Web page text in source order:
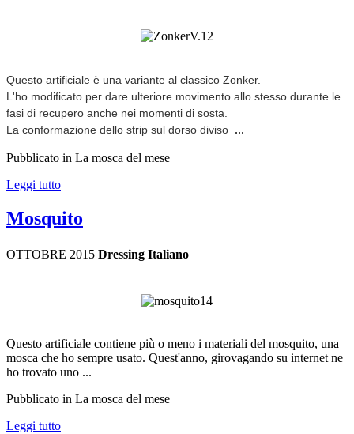
Questo artificiale è una variante al classico Zonker.
L'ho modificato per dare ulteriore movimento allo stesso durante le
fasi di recupero anche nei momenti di sosta.
La conformazione dello strip sul dorso diviso ...
Pubblicato in La mosca del mese
Leggi tutto
Mosquito
OTTOBRE 2015 Dressing Italiano
Questo artificiale contiene più o meno i materiali del mosquito, una
mosca che ho sempre usato. Quest'anno, girovagando su internet ne
ho trovato uno ...
Pubblicato in La mosca del mese
Leggi tutto